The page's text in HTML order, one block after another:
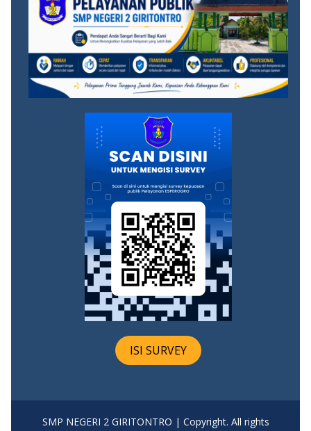
ISI SURVEY
SMP NEGERI 2 GIRITONTRO | Copyright. All rights